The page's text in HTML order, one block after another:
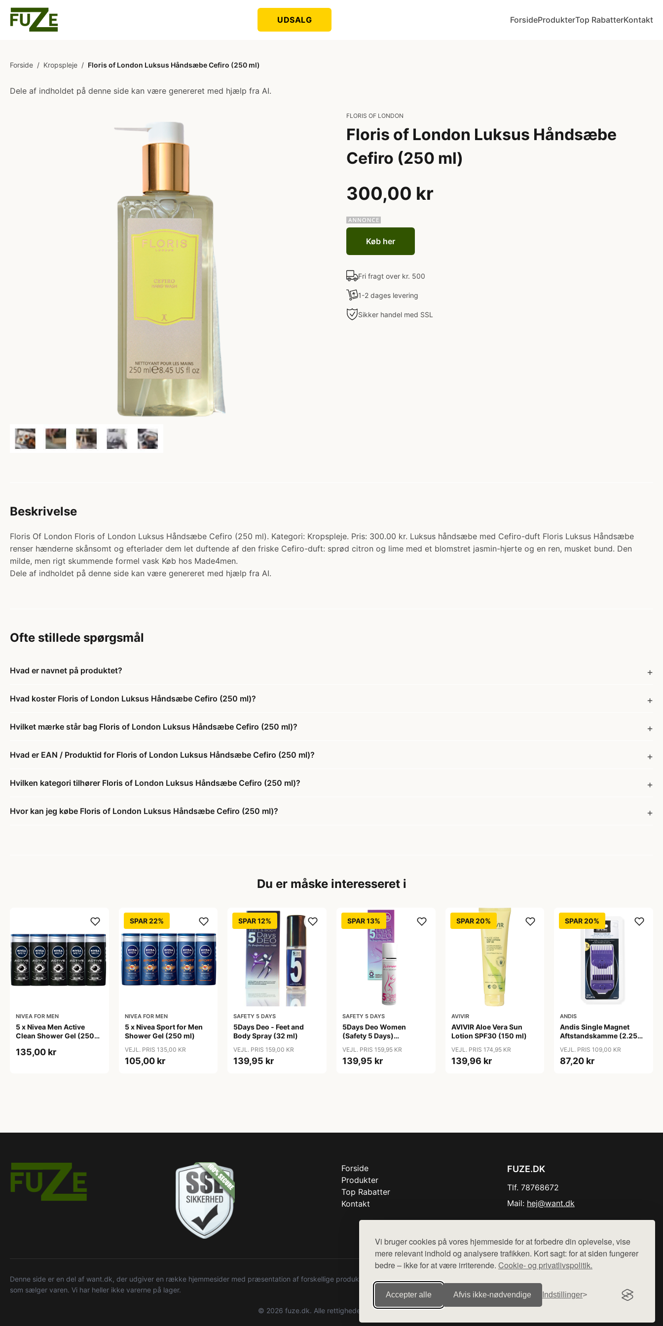
Vi bruger cookies på vores hjemmeside for at forbedre din oplevelse, vise
mere relevant indhold og analysere trafikken. Kort sagt: for at siden fungerer
bedre – ikke for at være irriterende. Cookie- og privatlivspolitik.
Accepter alle Afvis ikke‑nødvendige Indstillinger
UDSALG ForsideProdukterTop RabatterKontakt
Forside / Kropspleje / Floris of London Luksus Håndsæbe Cefiro (250 ml)
Dele af indholdet på denne side kan være genereret med hjælp fra AI.
FLORIS OF LONDON
Floris of London Luksus Håndsæbe
Cefiro (250 ml)
300,00 kr
Køb her
Fri fragt over kr. 500
1-2 dages levering
Sikker handel med SSL
Beskrivelse
Floris Of London Floris of London Luksus Håndsæbe Cefiro (250 ml). Kategori: Kropspleje. Pris: 300.00 kr. Luksus håndsæbe med Cefiro-duft Floris Luksus Håndsæbe
renser hænderne skånsomt og efterlader dem let duftende af den friske Cefiro-duft: sprød citron og lime med et blomstret jasmin-hjerte og en ren, musket bund. Den
milde, men rigt skummende formel vask Køb hos Made4men.
Dele af indholdet på denne side kan være genereret med hjælp fra AI.
Ofte stillede spørgsmål
Hvad er navnet på produktet?
Hvad koster Floris of London Luksus Håndsæbe Cefiro (250 ml)?
Hvilket mærke står bag Floris of London Luksus Håndsæbe Cefiro (250 ml)?
Hvad er EAN / Produktid for Floris of London Luksus Håndsæbe Cefiro (250 ml)?
Hvilken kategori tilhører Floris of London Luksus Håndsæbe Cefiro (250 ml)?
Hvor kan jeg købe Floris of London Luksus Håndsæbe Cefiro (250 ml)?
Du er måske interesseret i
NIVEA FOR MEN
5 x Nivea Men Active
Clean Shower Gel (250
135,00 kr
SPAR 22%
NIVEA FOR MEN
5 x Nivea Sport for Men
Shower Gel (250 ml)
VEJL. PRIS 135,00 KR
105,00 kr
SPAR 12%
SAFETY 5 DAYS
5Days Deo - Feet and
Body Spray (32 ml)
VEJL. PRIS 159,00 KR
139,95 kr
SPAR 13%
SAFETY 5 DAYS
5Days Deo Women
(Safety 5 Days)
VEJL. PRIS 159,95 KR
139,95 kr
SPAR 20%
AVIVIR
AVIVIR Aloe Vera Sun
Lotion SPF30 (150 ml)
VEJL. PRIS 174,95 KR
139,96 kr
SPAR 20%
ANDIS
Andis Single Magnet
Aftstandskamme (2.25
VEJL. PRIS 109,00 KR
87,20 kr
Forside
Produkter
Top Rabatter
Kontakt
FUZE.DK
Tlf. 78768672
Mail: hej@want.dk
Denne side er en del af want.dk, der udgiver en række hjemmesider med præsentation af forskellige produkter fra diverse webshops. Der sælges ikke varer fra denne side - vi henviser til de shops,
som sælger varen. Vi har heller ikke varerne på lager.
© 2026 fuze.dk. Alle rettigheder forbeholdes.